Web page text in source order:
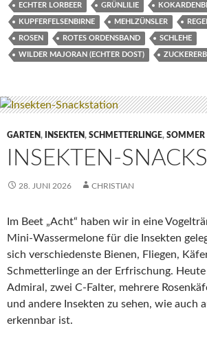
ECHTER LORBEER GRÜNLILIE
KUPFERFELSENBIRNE MEHLZÜNSLER
ROSEN ROTES ORDENSBAND SCHLEHE
WILDER MAJORAN (ECHTER DOST)
GARTEN, INSEKTEN, SCHMETTERLINGE, SOMMER
INSEKTEN-
28. JUNI 2026 CHRISTIAN
Im Beet „Acht“ haben wir in eine
Mini-Wassermelone für die Insekten
sich verschiedenste Bienen, Fliegen,
Schmetterlinge an der Erfrischung.
Admiral, zwei C-Falter, mehrere
und andere Insekten zu sehen, wie auch
erkennbar ist.